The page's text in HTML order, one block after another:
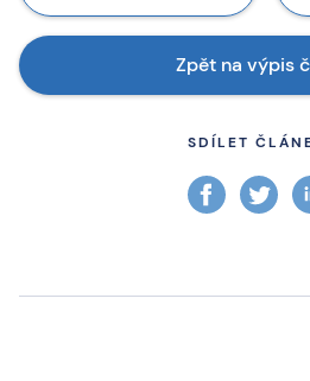
Zpět na výpis
SDÍLET